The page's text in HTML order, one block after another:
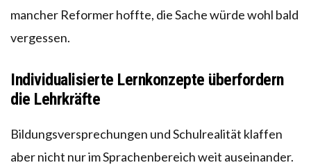
mancher Reformer hoffte, die Sache würde wohl bald
vergessen.
Individualisierte Lernkonzepte überfordern
die Lehrkräfte
Bildungsversprechungen und Schulrealität klaffen
aber nicht nur im Sprachenbereich weit auseinander.